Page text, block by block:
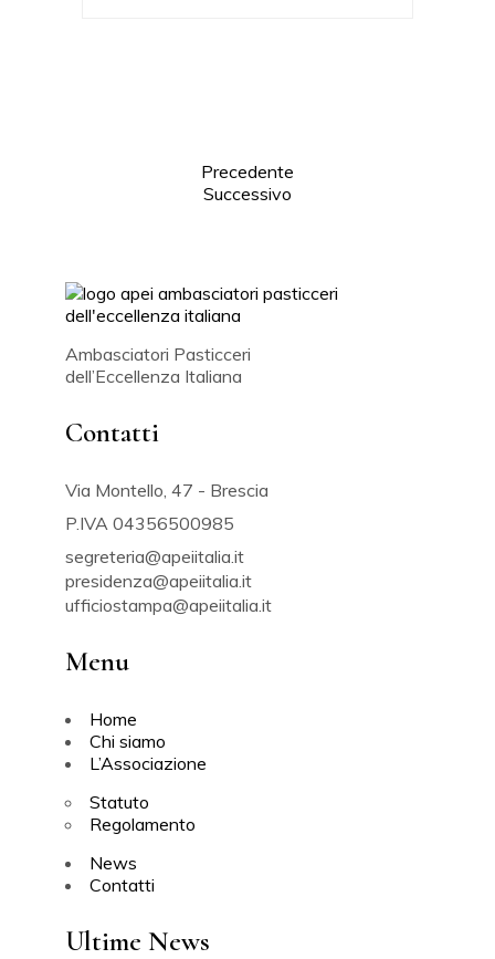
Precedente
Successivo
Ambasciatori Pasticceri
dell’Eccellenza Italiana
Contatti
Via Montello, 47 - Brescia
P.IVA 04356500985
segreteria@apeiitalia.it
presidenza@apeiitalia.it
ufficiostampa@apeiitalia.it
Menu
Home
Chi siamo
L’Associazione
Statuto
Regolamento
News
Contatti
Ultime News